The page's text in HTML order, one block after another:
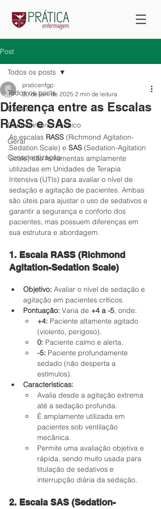
Post
Todos os posts
Carreira
Conhecimento Técnico
Geral
Conscientização
Todos os posts
Diferença entre as Escalas
RASS e SAS
praticenfgp
20 de jan. de 2025 2 min de leitura
As escalas RASS (Richmond Agitation-
Sedation Scale) e SAS (Sedation-Agitation
Scale) são ferramentas amplamente
utilizadas em Unidades de Terapia
Intensiva (UTIs) para avaliar o nível de
sedação e agitação de pacientes. Ambas
são úteis para ajustar o uso de sedativos e
garantir a segurança e conforto dos
pacientes, mas possuem diferenças em
sua estrutura e abordagem.
1. Escala RASS (Richmond
Agitation-Sedation Scale)
Objetivo: Avaliar o nível de sedação e
agitação em pacientes críticos.
Pontuação: Varia de +4 a -5, onde:
+4: Paciente altamente agitado
(violento, perigoso).
0: Paciente calmo e alerta.
-5: Paciente profundamente
sedado (não desperta a
estímulos).
Características:
Avalia desde a agitação extrema
até a sedação profunda.
É amplamente utilizada em
pacientes sob ventilação
mecânica.
Permite uma avaliação objetiva e
rápida, sendo muito usada para
titulação de sedativos e
interrupção diária da sedação.
2. Escala SAS (Sedation-